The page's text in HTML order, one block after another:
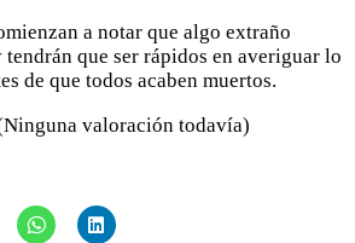
a notar que algo extraño
que ser rápidos en averiguar lo
de que todos acaben muertos.
valoración todavía)